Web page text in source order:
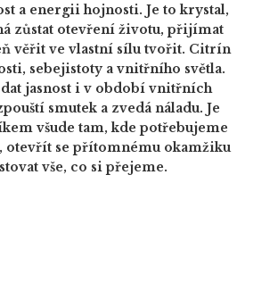
a energii hojnosti. Je to krystal,
zůstat otevření životu, přijímat
věřit ve vlastní sílu tvořit. Citrín
sebejistoty a vnitřního světla.
jasnost i v období vnitřních
smutek a zvedá náladu. Je
všude tam, kde potřebujeme
otevřít se přítomnému okamžiku
vše, co si přejeme.